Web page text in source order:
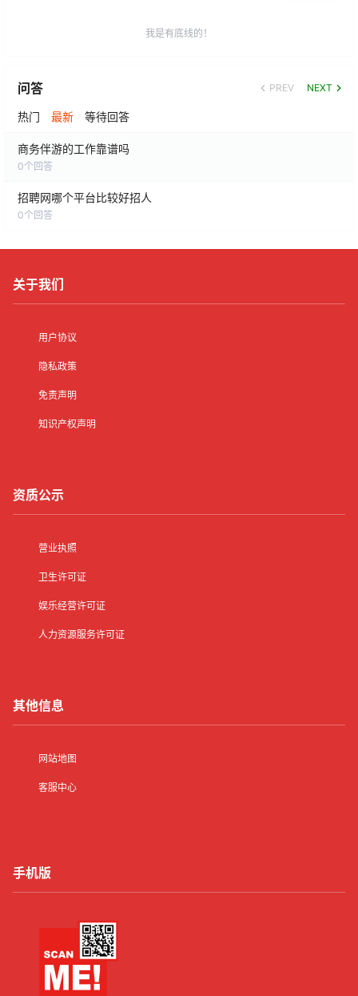
我是有底线的！
上海招夜场保安薪资范围4.5k-12k/月，部
分岗位提供包吃住福利‌。
保安招聘
上海ktv招聘包吃包住保安招聘(上海奉杰现
代中心园区)负责园区外围、楼层日常巡
逻、检查、站岗
女孩招聘
钱轻松又体面～包住宿 + 免费工作餐
女孩招聘
规合同、精装公寓包住宿，免费提供高端工
女孩招聘
高薪招聘
薪兼职岗位‌，薪资1500-6000元/日
高薪招聘
上海夜场夜总会高薪招聘月薪2W起（全职/
你！
上海夜场高薪招聘佳丽工作，新手友好，来
01:05:39
高薪招聘
上海夜场高薪招聘模特费提供精装住宿（独
上海夜场高薪招聘日结工资2000元起，提
供住宿，要求任务少 。 ‌
量贩招聘
上海量贩ktv新店招聘负责新店团队搭建与
管理（初期5-8人），搭建服务、预订、营
销全流程标准；
问答 PREV NEXT
热门 最新 等待回答
商务伴游的工作靠谱吗
0个回答
招聘网哪个平台比较好招人
0个回答
关于我们
用户协议
隐私政策
免责声明
知识产权声明
资质公示
营业执照
卫生许可证
娱乐经营许可证
人力资源服务许可证
其他信息
网站地图
客服中心
手机版